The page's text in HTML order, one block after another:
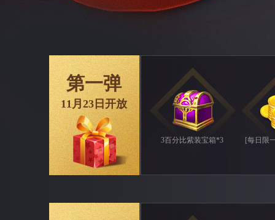
第一弹
11月23日开放
3百分比紫装宝箱*3 [每日限